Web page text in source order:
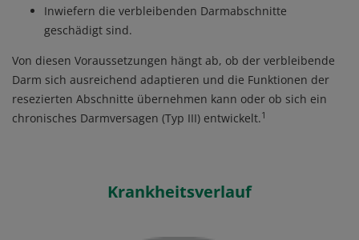
Inwiefern die verbleibenden Darmabschnitte
geschädigt sind.
Von diesen Voraussetzungen hängt ab, ob der verbleibende
Darm sich ausreichend adaptieren und die Funktionen der
resezierten Abschnitte übernehmen kann oder ob sich ein
chronisches Darmversagen (Typ III) entwickelt.1
Krankheitsverlauf